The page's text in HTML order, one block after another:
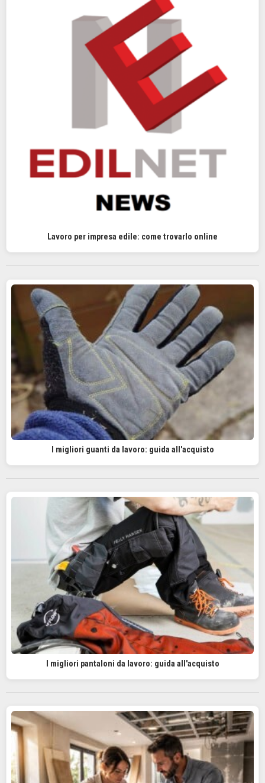
Lavoro per impresa edile: come trovarlo online
I migliori guanti da lavoro: guida all'acquisto
I migliori pantaloni da lavoro: guida all'acquisto